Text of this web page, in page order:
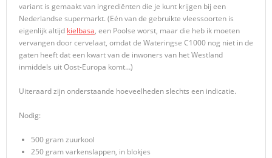
variant is gemaakt van ingrediënten die je kunt krijgen bij een
Nederlandse supermarkt. (Eén van de gebruikte vleessoorten is
eigenlijk altijd kielbasa, een Poolse worst, maar die heb ik moeten
vervangen door cervelaat, omdat de Wateringse C1000 nog niet in de
gaten heeft dat een kwart van de inwoners van het Westland
inmiddels uit Oost-Europa komt…)
Uiteraard zijn onderstaande hoeveelheden slechts een indicatie.
Nodig:
500 gram zuurkool
250 gram varkenslappen, in blokjes